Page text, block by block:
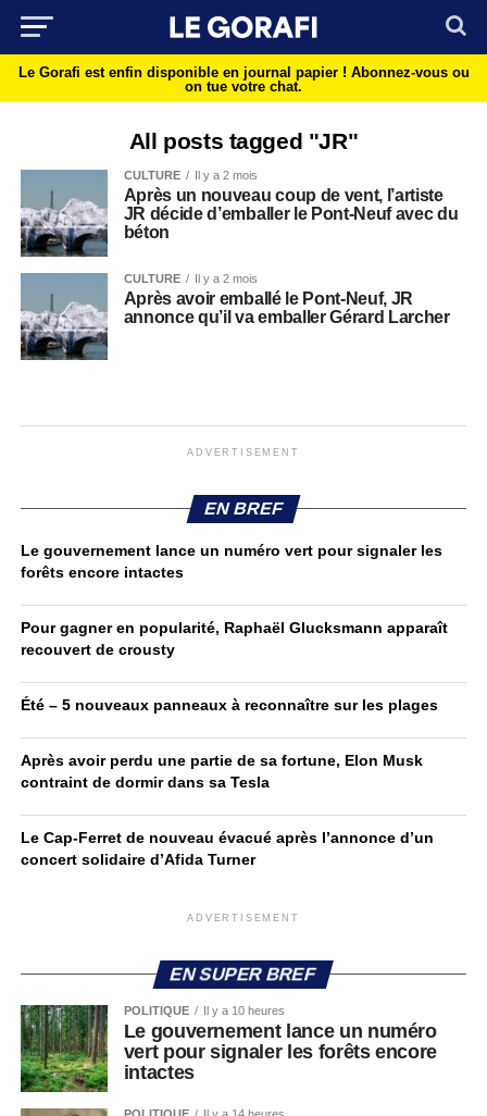
Le Gorafi est enfin disponible en journal papier ! Abonnez-vous ou
on tue votre chat.
All posts tagged "JR"
CULTURE Il y a 2 mois
Après un nouveau coup de vent, l’artiste
JR décide d’emballer le Pont-Neuf avec du
béton
CULTURE Il y a 2 mois
Après avoir emballé le Pont-Neuf, JR
annonce qu’il va emballer Gérard Larcher
ADVERTISEMENT
EN BREF
Le gouvernement lance un numéro vert pour signaler les
forêts encore intactes
Pour gagner en popularité, Raphaël Glucksmann apparaît
recouvert de crousty
Été – 5 nouveaux panneaux à reconnaître sur les plages
Après avoir perdu une partie de sa fortune, Elon Musk
contraint de dormir dans sa Tesla
Le Cap-Ferret de nouveau évacué après l’annonce d’un
concert solidaire d’Afida Turner
ADVERTISEMENT
EN SUPER BREF
POLITIQUE Il y a 10 heures
Le gouvernement lance un numéro
vert pour signaler les forêts encore
intactes